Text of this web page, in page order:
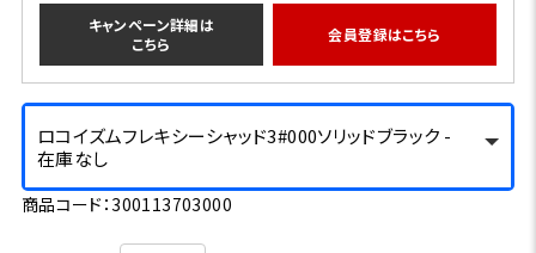
キャンペーン詳細は
こちら
会員登録はこちら
ロコイズムフレキシーシャッド3#000ソリッドブラック -
在庫なし
商品コード：300113703000